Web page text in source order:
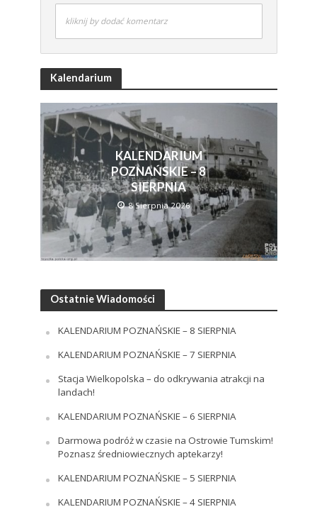
kliknij by dodać komentarz
Kalendarium
KALENDARIUM
POZNAŃSKIE – 8
SIERPNIA
8 Sierpnia 2026
Ostatnie Wiadomości
KALENDARIUM POZNAŃSKIE – 8 SIERPNIA
KALENDARIUM POZNAŃSKIE – 7 SIERPNIA
Stacja Wielkopolska – do odkrywania atrakcji na
landach!
KALENDARIUM POZNAŃSKIE – 6 SIERPNIA
Darmowa podróż w czasie na Ostrowie Tumskim!
Poznasz średniowiecznych aptekarzy!
KALENDARIUM POZNAŃSKIE – 5 SIERPNIA
KALENDARIUM POZNAŃSKIE – 4 SIERPNIA